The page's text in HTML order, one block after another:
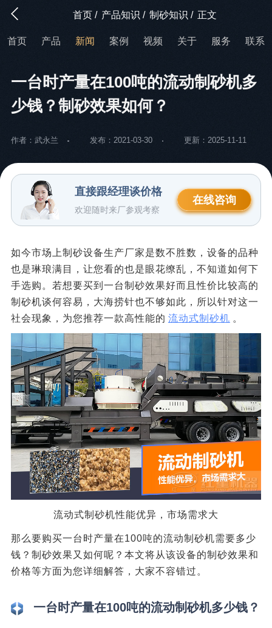
首页 / 产品知识 / 制砂知识 / 正文
首页 产品 新闻 案例 视频 关于 服务 联系
一台时产量在100吨的流动制砂机多
少钱？制砂效果如何？
作者：武永兰 发布：2021-03-30 更新：2025-11-11
直接跟经理谈价格
欢迎随时来厂参观考察
在线咨询
如今市场上制砂设备生产厂家是数不胜数，设备的品种
也是琳琅满目，让您看的也是眼花缭乱，不知道如何下
手选购。若想要买到一台制砂效果好而且性价比较高的
制砂机谈何容易，大海捞针也不够如此，所以针对这一
社会现象，为您推荐一款高性能的 流动式制砂机 。
流动式制砂机性能优异，市场需求大
那么要购买一台时产量在100吨的流动制砂机需要多少
钱？制砂效果又如何呢？本文将从该设备的制砂效果和
价格等方面为您详细解答，大家不容错过。
一台时产量在100吨的流动制砂机多少钱？